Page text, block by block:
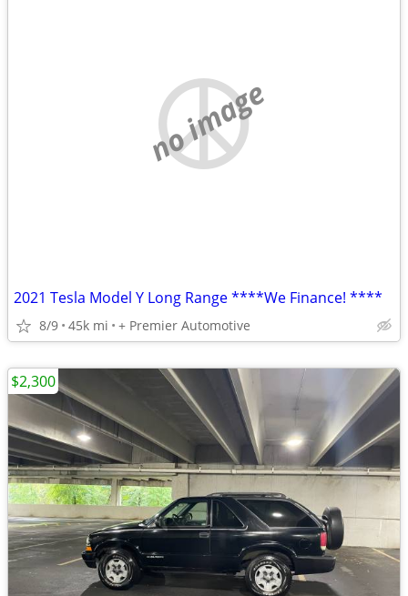
no image
2021 Tesla Model Y Long Range ****We Finance! ****
8/9 45k mi + Premier Automotive
$2,300